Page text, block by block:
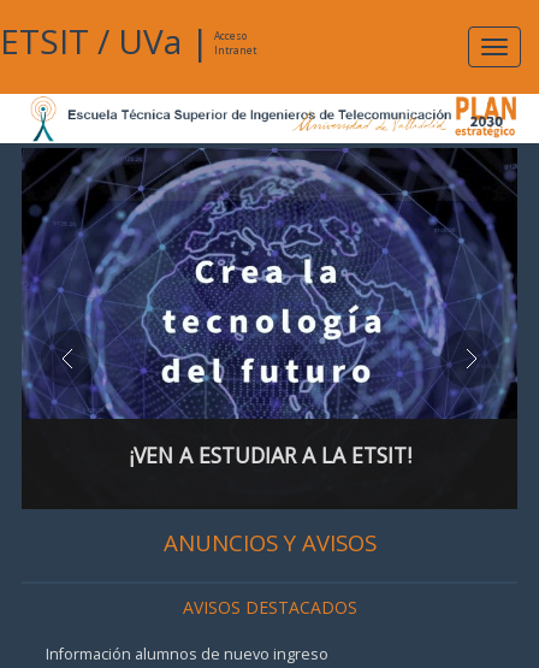
ETSIT / UVa |
Acceso
Intranet
¡VEN A ESTUDIAR A LA ETSIT!
ANUNCIOS Y AVISOS
AVISOS DESTACADOS
Información alumnos de nuevo ingreso